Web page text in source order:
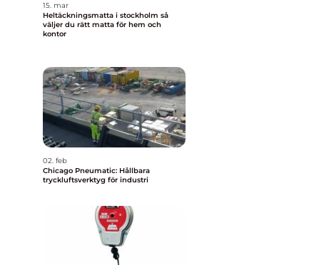
15. mar
Heltäckningsmatta i stockholm så
väljer du rätt matta för hem och
kontor
02. feb
Chicago Pneumatic: Hållbara
tryckluftsverktyg för industri